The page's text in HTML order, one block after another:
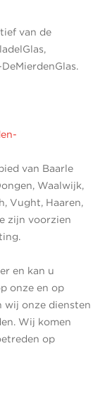
van de
van Baarle
Waalwijk,
Vught, Haaren,
zijn voorzien
en kan u
onze en op
wij onze diensten
Wij komen
op